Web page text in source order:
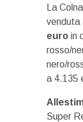
La
venduta
euro in
rosso/
nero/
a 4.135
Super